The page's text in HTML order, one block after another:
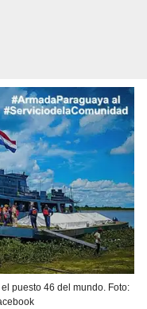
puesto 46 del mundo. Foto: